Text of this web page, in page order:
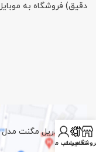
دقیق) فروشگاه به
تعمیرات
حساب من
دریل مگنت مدل MABasic 850